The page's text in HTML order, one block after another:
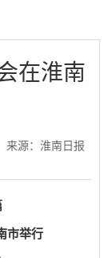
在淮南
来源：淮南日报
市举行